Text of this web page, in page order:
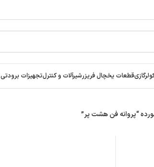
قطعات یخچال فریزرشیرآلات و کنترلتجهیزات برودتی
“پروانه فن هشت پر”